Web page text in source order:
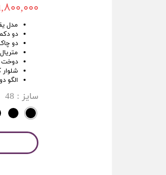
۱۹,۸۰۰,۰۰۰
مدل
دو
دو
متریال: 45 درد پشم استرالیا، 55 درد
دوخت
شلوار
الگو
سایز : 48